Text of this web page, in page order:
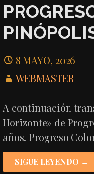
8 MAYO, 2026
WEBMASTER
A continuación
Horizonte» de
años. Progreso
SIGUE LEYENDO →